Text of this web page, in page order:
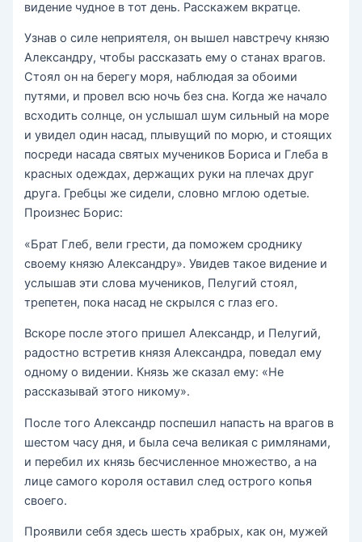
видение чудное в тот день. Расскажем вкратце.
Узнав о силе неприятеля, он вышел навстречу князю
Александру, чтобы рассказать ему о станах врагов.
Стоял он на берегу моря, наблюдая за обоими
путями, и провел всю ночь без сна. Когда же начало
всходить солнце, он услышал шум сильный на море
и увидел один насад, плывущий по морю, и стоящих
посреди насада святых мучеников Бориса и Глеба в
красных одеждах, держащих руки на плечах друг
друга. Гребцы же сидели, словно мглою одетые.
Произнес Борис:
«Брат Глеб, вели грести, да поможем сроднику
своему князю Александру». Увидев такое видение и
услышав эти слова мучеников, Пелугий стоял,
трепетен, пока насад не скрылся с глаз его.
Вскоре после этого пришел Александр, и Пелугий,
радостно встретив князя Александра, поведал ему
одному о видении. Князь же сказал ему: «Не
рассказывай этого никому».
После того Александр поспешил напасть на врагов в
шестом часу дня, и была сеча великая с римлянами,
и перебил их князь бесчисленное множество, а на
лице самого короля оставил след острого копья
своего.
Проявили себя здесь шесть храбрых, как он, мужей